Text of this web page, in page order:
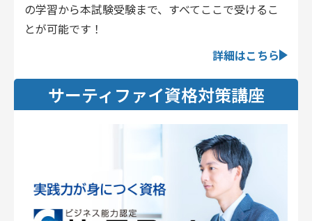
の学習から本試験受験まで、すべてここで受けるこ
とが可能です！
詳細はこちら
サーティファイ資格対策講座